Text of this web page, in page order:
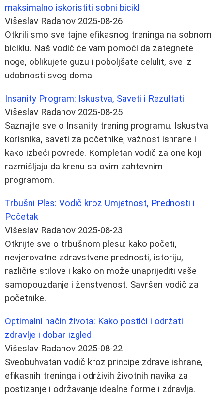
maksimalno iskoristiti sobni bicikl
Višeslav Radanov 2025-08-26
Otkrili smo sve tajne efikasnog treninga na sobnom
biciklu. Naš vodič će vam pomoći da zategnete
noge, oblikujete guzu i poboljšate celulit, sve iz
udobnosti svog doma.
Insanity Program: Iskustva, Saveti i Rezultati
Višeslav Radanov 2025-08-25
Saznajte sve o Insanity trening programu. Iskustva
korisnika, saveti za početnike, važnost ishrane i
kako izbeći povrede. Kompletan vodič za one koji
razmišljaju da krenu sa ovim zahtevnim
programom.
Trbušni Ples: Vodič kroz Umjetnost, Prednosti i
Početak
Višeslav Radanov 2025-08-23
Otkrijte sve o trbušnom plesu: kako početi,
nevjerovatne zdravstvene prednosti, istoriju,
različite stilove i kako on može unaprijediti vaše
samopouzdanje i ženstvenost. Savršen vodič za
početnike.
Optimalni način života: Kako postići i održati
zdravlje i dobar izgled
Višeslav Radanov 2025-08-22
Sveobuhvatan vodič kroz principе zdrave ishrane,
efikasnih treninga i održivih životnih navika za
postizanje i održavanje idealne forme i zdravlja.